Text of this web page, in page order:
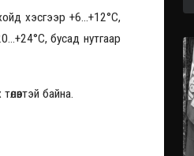
хэсгээр +6…+12°С,
бусaд нутгaaр
байна.